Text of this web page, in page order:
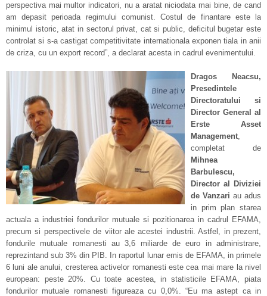
perspectiva mai multor indicatori, nu a aratat niciodata mai bine, de cand
am depasit perioada regimului comunist. Costul de finantare este la
minimul istoric, atat in sectorul privat, cat si public, deficitul bugetar este
controlat si s-a castigat competitivitate internationala exponen tiala in anii
de criza, cu un export record”, a declarat acesta in cadrul evenimentului.
Dragos Neacsu,
Presedintele
Directoratului si
Director General al
Erste Asset
Management,
completat de
Mihnea
Barbulescu,
Director al Diviziei
de Vanzari au adus
in prim plan starea
actuala a industriei fondurilor mutuale si pozitionarea in cadrul EFAMA,
precum si perspectivele de viitor ale acestei industrii. Astfel, in prezent,
fondurile mutuale romanesti au 3,6 miliarde de euro in administrare,
reprezintand sub 3% din PIB. In raportul lunar emis de EFAMA, in primele
6 luni ale anului, cresterea activelor romanesti este cea mai mare la nivel
european: peste 20%. Cu toate acestea, in statisticile EFAMA, piata
fondurilor mutuale romanesti figureaza cu 0,0%. “Eu ma astept ca in